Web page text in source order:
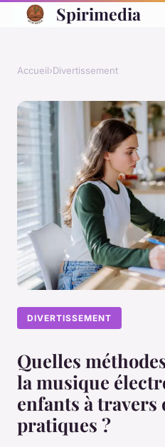
Spirimedia
Accueil›Divertissement
DIVERTISSEMENT
Quelles
la musique
enfants à travers
pratiques ?